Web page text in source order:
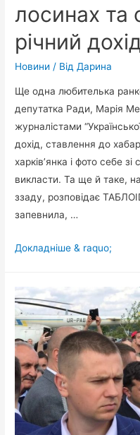
лосинах та
річний
Новини / Від Дарина
Ще одна любителька
депутатка Ради, Марія
журналістами
дохід, ставлення до
харків’янка і фото себе зі
викласти. Та ще й таке,
ззаду, розповідає
запевнила, …
Зе-
показала
п’яту
точку
в
лосинах
та
озвучила
свій
Докладніше & raquo;